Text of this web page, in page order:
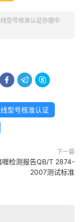
型号核准认证办理中
  
型号核准认证
下一篇
喱检测报告QB/T 2874-
2007测试标准